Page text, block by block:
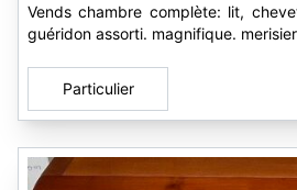
Vends chambre complète: lit,
guéridon assorti. magnifique.
Particulier